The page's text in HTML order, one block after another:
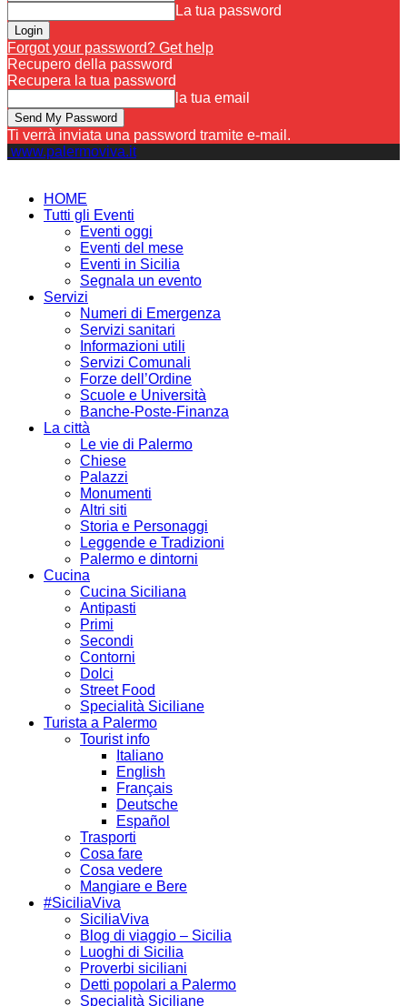
La tua password
Forgot your password? Get help
Recupero della password
Recupera la tua password
la tua email
Ti verrà inviata una password tramite e-mail.
www.palermoviva.it
HOME
Tutti gli Eventi
Eventi oggi
Eventi del mese
Eventi in Sicilia
Segnala un evento
Servizi
Numeri di Emergenza
Servizi sanitari
Informazioni utili
Servizi Comunali
Forze dell’Ordine
Scuole e Università
Banche-Poste-Finanza
La città
Le vie di Palermo
Chiese
Palazzi
Monumenti
Altri siti
Storia e Personaggi
Leggende e Tradizioni
Palermo e dintorni
Cucina
Cucina Siciliana
Antipasti
Primi
Secondi
Contorni
Dolci
Street Food
Specialità Siciliane
Turista a Palermo
Tourist info
Italiano
English
Français
Deutsche
Español
Trasporti
Cosa fare
Cosa vedere
Mangiare e Bere
#SiciliaViva
SiciliaViva
Blog di viaggio – Sicilia
Luoghi di Sicilia
Proverbi siciliani
Detti popolari a Palermo
Specialità Siciliane